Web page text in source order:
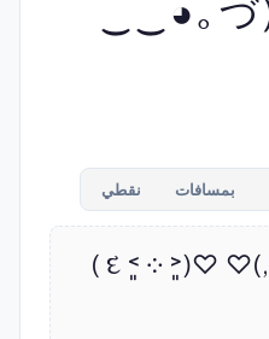
♡(˃͈ દ ˂͈ ༶ ) (づ｡◕‿‿
بمسافات نقطي